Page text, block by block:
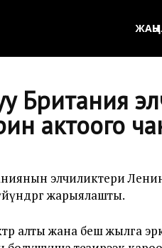
Британия
актоого
элчиликтери
жарыялашты.
алты жана беш